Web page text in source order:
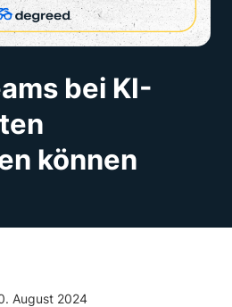
bei KI-
können
August 2024